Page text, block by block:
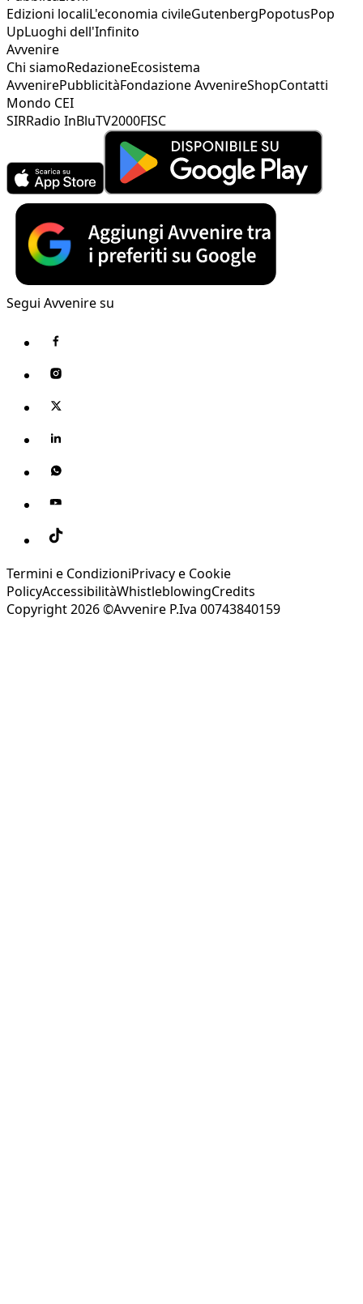
Edizioni localiL'economia civileGutenbergPopotusPop
UpLuoghi dell'Infinito
Avvenire
Chi siamoRedazioneEcosistema
AvvenirePubblicitàFondazione AvvenireShopContatti
Mondo CEI
SIRRadio InBluTV2000FISC
Segui Avvenire su
Termini e CondizioniPrivacy e Cookie
PolicyAccessibilitàWhistleblowingCredits
Copyright 2026 ©Avvenire P.Iva 00743840159